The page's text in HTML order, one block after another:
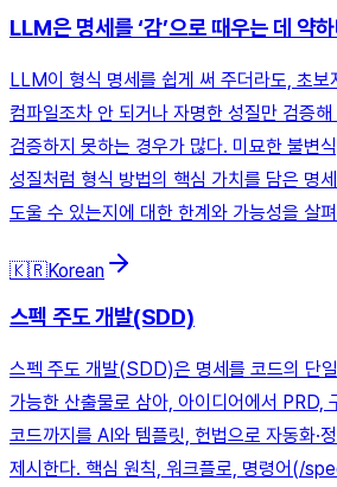
LLM은 명세를 ‘감’으로 때우는 데 약
LLM이 형식 명세를 쉽게 써 주더라도, 초보
컴파일조차 안 되거나 자명한 성질만 검증
검증하지 못하는 경우가 많다. 미묘한 불변
성질처럼 형식 방법의 핵심 가치를 담은 명
도울 수 있는지에 대한 한계와 가능성을 살
🇰🇷Korean
스펙 주도 개발(SDD)
스펙 주도 개발(SDD)은 명세를 코드의 단
가능한 산출물로 삼아, 아이디어에서 PRD,
코드까지를 AI와 템플릿, 헌법으로 자동화·
제시한다. 핵심 원칙, 워크플로, 명령어(/